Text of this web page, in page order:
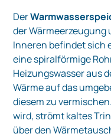
Der
der Wärmeerzeugung
Inneren befindet sich
eine spiralförmige
Heizungswasser aus
Wärme auf das
diesem zu
wird, strömt kaltes
über den